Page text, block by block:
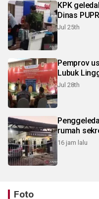
KPK
Dinas
Jul 25th
Pemprov
Lubuk
Jul 28th
rumah
16 jam lalu
Foto